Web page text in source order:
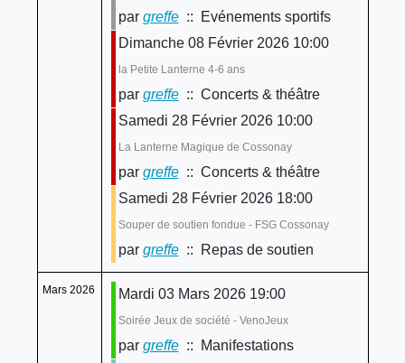
par greffe:: Evénements sportifs
Dimanche 08 Février 2026 10:00
la Petite Lanterne 4-6 ans
par greffe:: Concerts & théâtre
Samedi 28 Février 2026 10:00
La Lanterne Magique de Cossonay
par greffe:: Concerts & théâtre
Samedi 28 Février 2026 18:00
Souper de soutien fondue - FSG Cossonay
par greffe:: Repas de soutien
Mars 2026 Mardi 03 Mars 2026 19:00
Soirée Jeux de société - VenoJeux
par greffe:: Manifestations